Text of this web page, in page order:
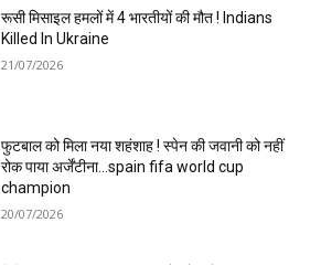
रूसी मिसाइल हमलों में 4 भारतीयों की मौत ! Indians
Killed In Ukraine
21/07/2026
फुटबाल को मिला नया शहंशाह ! स्पेन की जवानी को नहीं
रोक पाया अर्जेंटीना…spain fifa world cup
champion
20/07/2026